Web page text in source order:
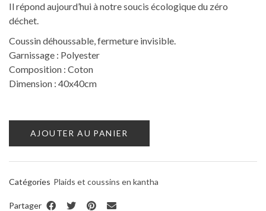
Il répond aujourd’hui à notre soucis écologique du zéro
déchet.
Coussin déhoussable, fermeture invisible.
Garnissage : Polyester
Composition : Coton
Dimension : 40x40cm
AJOUTER AU PANIER
Catégories Plaids et coussins en kantha
Partager